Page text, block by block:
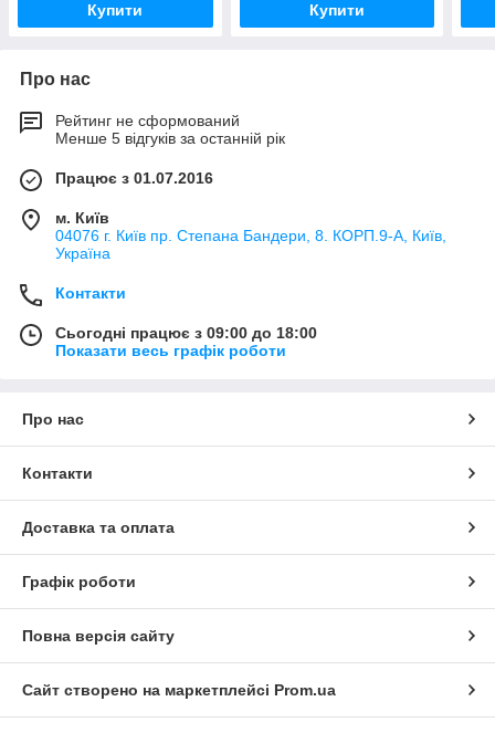
Купити Купити
Про нас
Рейтинг не сформований
Менше 5 відгуків за останній рік
Працює з 01.07.2016
м. Київ
04076 г. Київ пр. Степана Бандери, 8. КОРП.9-А, Київ,
Україна
Контакти
Сьогодні працює з 09:00 до 18:00
Показати весь графік роботи
Про нас
Контакти
Доставка та оплата
Графік роботи
Повна версія сайту
Сайт створено на маркетплейсі Prom.ua